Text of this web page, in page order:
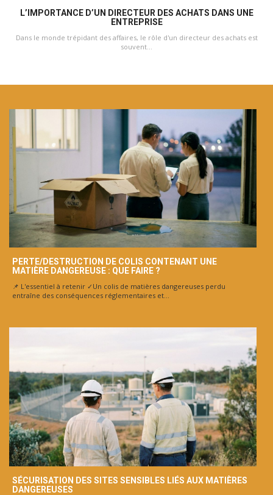
L’IMPORTANCE D’UN DIRECTEUR DES ACHATS DANS UNE
ENTREPRISE
Dans le monde trépidant des affaires, le rôle d'un directeur des achats est
souvent...
PERTE/DESTRUCTION DE COLIS CONTENANT UNE
MATIÈRE DANGEREUSE : QUE FAIRE ?
📌 L'essentiel à retenir ✓Un colis de matières dangereuses perdu
entraîne des conséquences réglementaires et...
SÉCURISATION DES SITES SENSIBLES LIÉS AUX MATIÈRES
DANGEREUSES